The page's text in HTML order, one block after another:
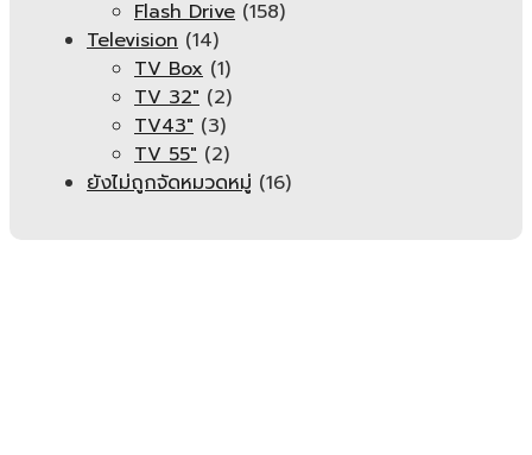
Flash Drive (158)
Television (14)
TV Box (1)
TV 32" (2)
TV43" (3)
TV 55" (2)
ยังไม่ถูกจัดหมวดหมู่ (16)